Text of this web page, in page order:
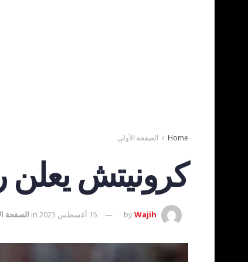
Home الصفحة الأولى
كرونيتش يعلن
byWajih 15 أغسطس 2023 in الصفحة